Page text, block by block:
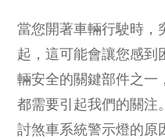
當您開著車輛行駛時，
起，這可能會讓您感到
輛安全的關鍵部件之一
都需要引起我們的關注
討煞車系統警示燈的原